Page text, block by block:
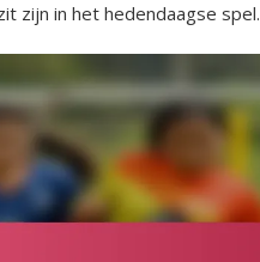
zijn in het hedendaagse spel.